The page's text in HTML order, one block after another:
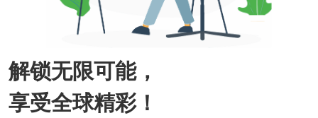
解锁无限可能，
享受全球精彩！